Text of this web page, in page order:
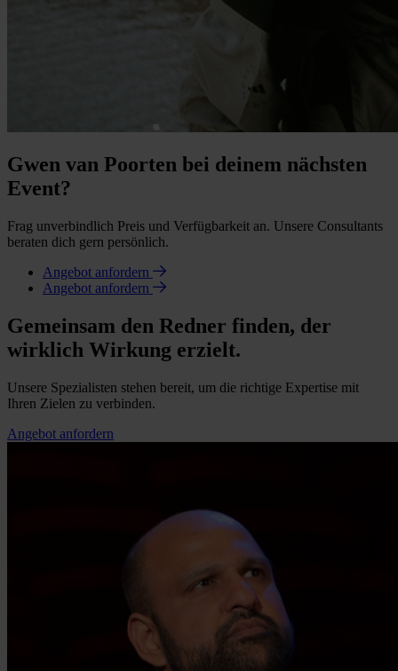
Gwen van Poorten bei deinem nächsten
Event?
Frag unverbindlich Preis und Verfügbarkeit an. Unsere Consultants
beraten dich gern persönlich.
Angebot anfordern
Angebot anfordern
Gemeinsam den Redner finden, der
wirklich Wirkung erzielt.
Unsere Spezialisten stehen bereit, um die richtige Expertise mit
Ihren Zielen zu verbinden.
Angebot anfordern